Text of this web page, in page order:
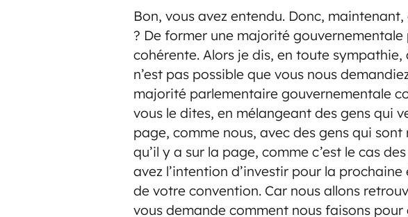
Bon, vous avez entendu. Donc,
? De former une majorité
cohérente. Alors je dis, en toute sympathie,
n’est pas possible que vous nous
majorité parlementaire gouvernementale
vous le dites, en mélangeant des gens qui
page, comme nous, avec des gens qui sont
qu’il y a sur la page, comme c’est le cas
avez l’intention d’investir pour la prochaine
de votre convention. Car nous allons
vous demande comment nous faisons